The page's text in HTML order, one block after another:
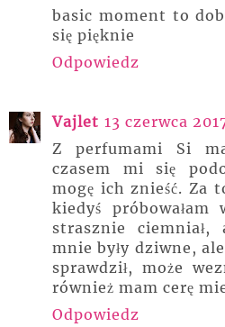
basic moment to
się pięknie
Odpowiedz
Vajlet 13 czerwca
Z perfumami Si
czasem mi się
mogę ich znieść. Za
kiedyś
strasznie
mnie były dziwne,
sprawdził, może
również mam cerę
Odpowiedz